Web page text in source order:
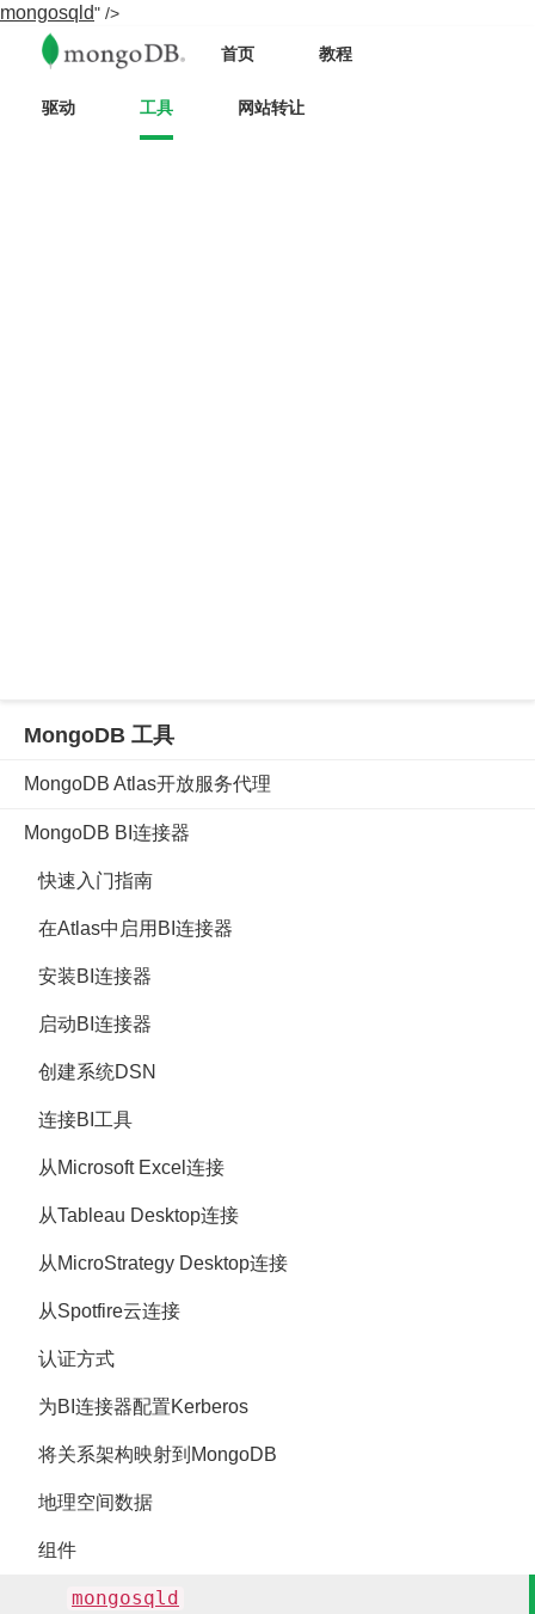
mongosqld" />
首页 教程
驱动 工具 网站转让
MongoDB 工具
MongoDB Atlas开放服务代理
MongoDB BI连接器
快速入门指南
在Atlas中启用BI连接器
安装BI连接器
启动BI连接器
创建系统DSN
连接BI工具
从Microsoft Excel连接
从Tableau Desktop连接
从MicroStrategy Desktop连接
从Spotfire云连接
认证方式
为BI连接器配置Kerberos
将关系架构映射到MongoDB
地理空间数据
组件
mongosqld